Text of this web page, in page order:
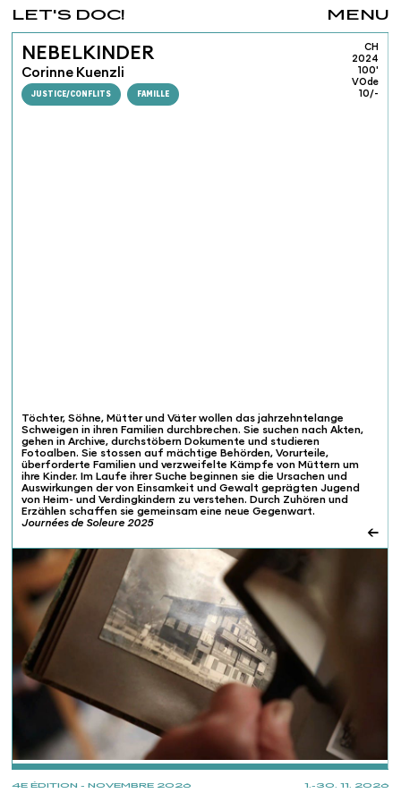
1.-30. 11. 2026
4E ÉDITION - NOVEMBRE 2026
MENU
LET'S DOC!
NEBELKINDER
Corinne Kuenzli
JUSTICE/CONFLITS FAMILLE
CH
2024
100'
VOde
10/-
Töchter, Söhne, Mütter und Väter wollen das jahrzehntelange
Schweigen in ihren Familien durchbrechen. Sie suchen nach Akten,
gehen in Archive, durchstöbern Dokumente und studieren
Fotoalben. Sie stossen auf mächtige Behörden, Vorurteile,
überforderte Familien und verzweifelte Kämpfe von Müttern um
ihre Kinder. Im Laufe ihrer Suche beginnen sie die Ursachen und
Auswirkungen der von Einsamkeit und Gewalt geprägten Jugend
von Heim- und Verdingkindern zu verstehen. Durch Zuhören und
Erzählen schaffen sie gemeinsam eine neue Gegenwart.
Journées de Soleure 2025
←